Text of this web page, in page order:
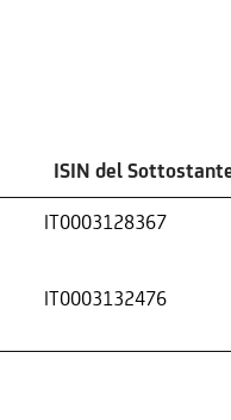
ISIN del
IT0003128367
IT0003132476